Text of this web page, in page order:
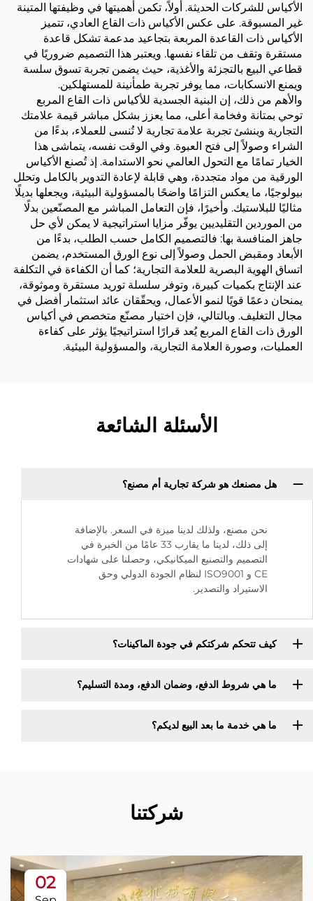
الأكياس للشركات الحديثة. أولاً، تكمن أهميتها في وظيفتها المتينة
غير المسبوقة. على عكس الأكياس ذات القاع العادي، تتميز
الأكياس ذات القاعدة المربعة بتجاعيد مدعمة تشكل قاعدة
مستقرة وتقف من تلقاء نفسها. ويعتبر هذا التصميم ضروريًا في
قطاعي البيع بالتجزئة والأغذية، حيث يضمن تجربة تسوق سلسة
ويمنع الانسكابات، مما يوفر تجربة طمأنينة للمستهلكين.
والأهم من ذلك، إن البنية الجسدية للأكياس ذات القاع المربع
توحي بمتانة وفخامة أعلى، مما يعزز بشكل مباشر قيمة علامتك
التجارية وينشئ تجربة علامة تجارية لا تُنسى للعملاء، بدءًا من
الشراء وصولاً إلى فتح العبوة. وفي الوقت نفسه، يتماشى هذا
الخيار تمامًا مع التحول العالمي نحو الاستدامة. إذ تُصنع الأكياس
الورقية من مواد متجددة، وهي قابلة لإعادة التدوير بالكامل وتحلل
بيولوجيًا، ما يعكس التزامًا واضحًا بالمسؤولية البيئية، ويجعلها بديلًا
مثاليًا للبلاستيك. وأخيرًا، فإن التعامل المباشر مع المصنّعين بدلًا
من الموردين التقليديين يوفّر مزايا استراتيجية لا يمكن لأي حل
جاهز المنافسة بها: فالتصميم الكامل حسب الطلب، بدءًا من
الأبعاد ومقبض الحمل وصولاً إلى نوع الورق المستخدم، يضمن
اتساق الهوية البصرية للعلامة التجارية؛ كما أن الكفاءة في التكلفة
عند الإنتاج بكميات كبيرة، وتوفر سلسلة توريد مستقرة وموثوقة،
يمنحان دعمًا قويًا لنمو الأعمال، ويحقّقان عائد استثمار أفضل في
مجال التغليف. وبالتالي، فإن اختيار مصنّع متخصص في أكياس
الورق ذات القاع المربع يُعد قرارًا استراتيجيًا يؤثر على كفاءة
العمليات، وصورة العلامة التجارية، والمسؤولية البيئية.
الأسئلة الشائعة
هل مصنعك هو شركة تجارية أم مصنع؟
نحن مصنع، ولذلك لدينا ميزة في السعر. بالإضافة
إلى ذلك، لدينا ما يقارب 33 عامًا من الخبرة في
التصميم والتصنيع الميكانيكي، وحصلنا على شهادات
CE و ISO9001 لنظام الجودة الدولي وحق
الاستيراد والتصدير.
كيف تتحكم شركتكم في جودة الماكينات؟
ما هي شروط الدفع، وضمان الدفع، ومدة التسليم؟
ما هي خدمة ما بعد البيع لديكم؟
شركتنا
02